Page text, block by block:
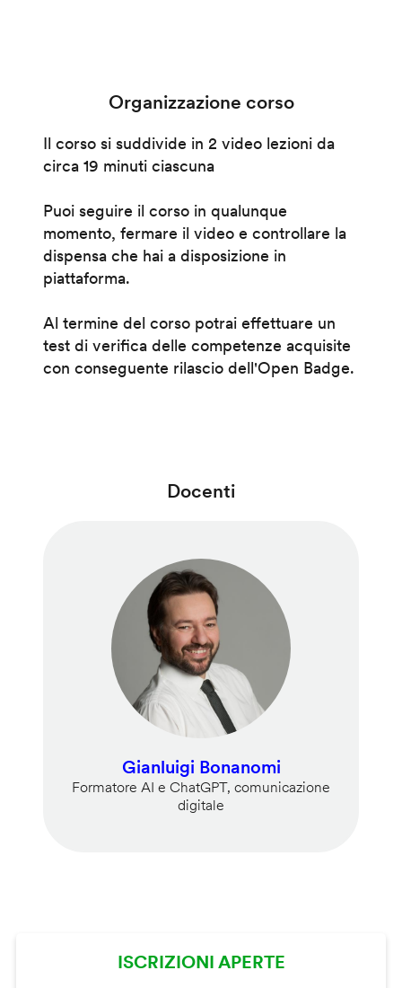
Organizzazione corso
Il corso si suddivide in 2 video lezioni da
circa 19 minuti ciascuna
Puoi seguire il corso in qualunque
momento, fermare il video e controllare la
dispensa che hai a disposizione in
piattaforma.
Al termine del corso potrai effettuare un
test di verifica delle competenze acquisite
con conseguente rilascio dell'Open Badge.
Docenti
Gianluigi Bonanomi
Formatore AI e ChatGPT, comunicazione
digitale
ISCRIZIONI APERTE